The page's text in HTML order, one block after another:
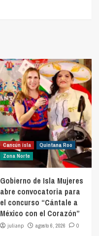
Cancún isla
Quintana Roo
Zona Norte
Gobierno de Isla Mujeres
abre convocatoria para
el concurso “Cántale a
México con el Corazón”
julianp agosto 6, 2026 0